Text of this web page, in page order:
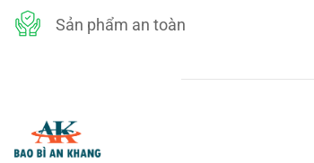
Sản phẩm an toàn